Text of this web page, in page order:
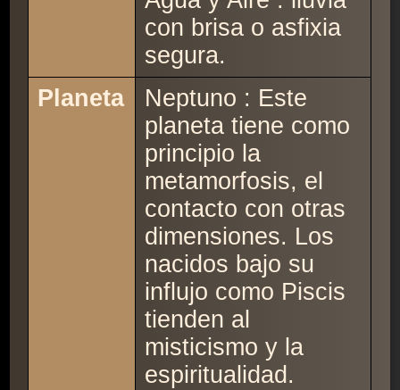
con brisa o asfixia
segura.
Planeta
Neptuno : Este
planeta tiene como
principio la
metamorfosis, el
contacto con otras
dimensiones. Los
nacidos bajo su
influjo como Piscis
tienden al
misticismo y la
espiritualidad.